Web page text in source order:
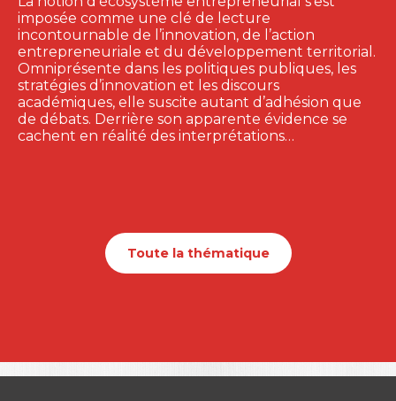
imposée comme une clé de lecture
incontournable de l’innovation, de l’action
entrepreneuriale et du développement territorial.
Omniprésente dans les politiques publiques, les
stratégies d’innovation et les discours
académiques, elle suscite autant d’adhésion que
de débats. Derrière son apparente évidence se
cachent en réalité des interprétations…
Toute la thématique